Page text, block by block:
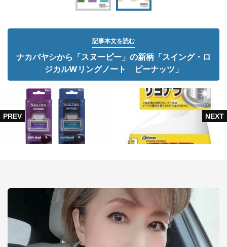
記事本文を読む
ナカバヤシから「スヌーピー」の新柄「スイング・ロ
ジカルWリングノート ピーナッツ」